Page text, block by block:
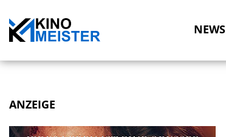
NEWS
ANZEIGE